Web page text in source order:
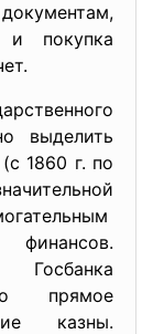
и покупка
выделить
1860 г. по
прямое
казны.